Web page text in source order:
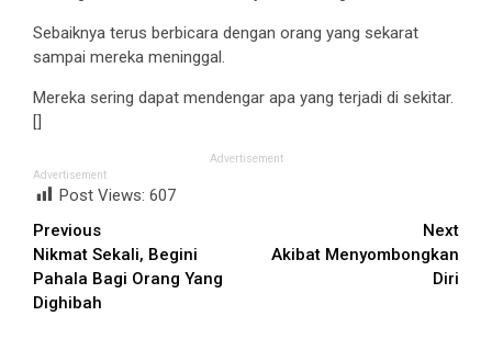
Sebaiknya terus berbicara dengan orang yang sekarat
sampai mereka meninggal.
Mereka sering dapat mendengar apa yang terjadi di sekitar.
[]
Advertisement
Advertisement
Post Views: 607
Continue
Reading
Previous
Nikmat Sekali, Begini
Pahala Bagi Orang Yang
Dighibah
Next
Akibat Menyombongkan
Diri